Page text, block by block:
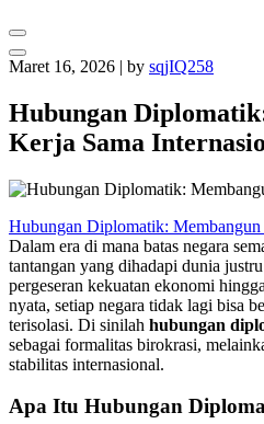
Maret 16, 2026 | by sqjIQ258
Hubungan
Kerja Sama
Hubungan Diplomatik: Membangun
Dalam era di mana batas negara
tantangan yang dihadapi dunia
pergeseran kekuatan ekonomi
nyata, setiap negara tidak lagi bisa
terisolasi. Di sinilah hubungan
sebagai formalitas birokrasi,
stabilitas internasional.
Apa Itu Hubungan